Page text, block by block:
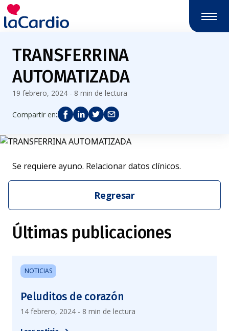
TRANSFERRINA
AUTOMATIZADA
19 febrero, 2024 - 8 min de lectura
Compartir en:
Se requiere ayuno. Relacionar datos clínicos.
Regresar
Últimas publicaciones
NOTICIAS
Peluditos de corazón
14 febrero, 2024 - 8 min de lectura